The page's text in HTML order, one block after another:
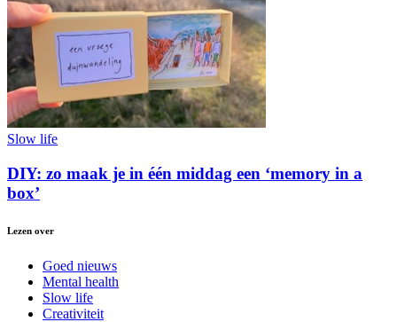
Slow life
DIY: zo maak je in één middag een ‘memory in a
box’
Lezen over
Goed nieuws
Mental health
Slow life
Creativiteit